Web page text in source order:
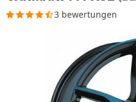
3 bewertungen